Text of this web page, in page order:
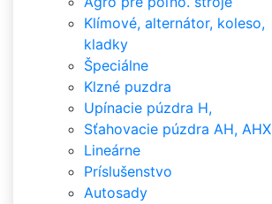
Klímové, alternátor, koleso,
kladky
Špeciálne
Klzné puzdra
Upínacie púzdra H,
Sťahovacie púzdra AH, AHX
Lineárne
Príslušenstvo
Autosady